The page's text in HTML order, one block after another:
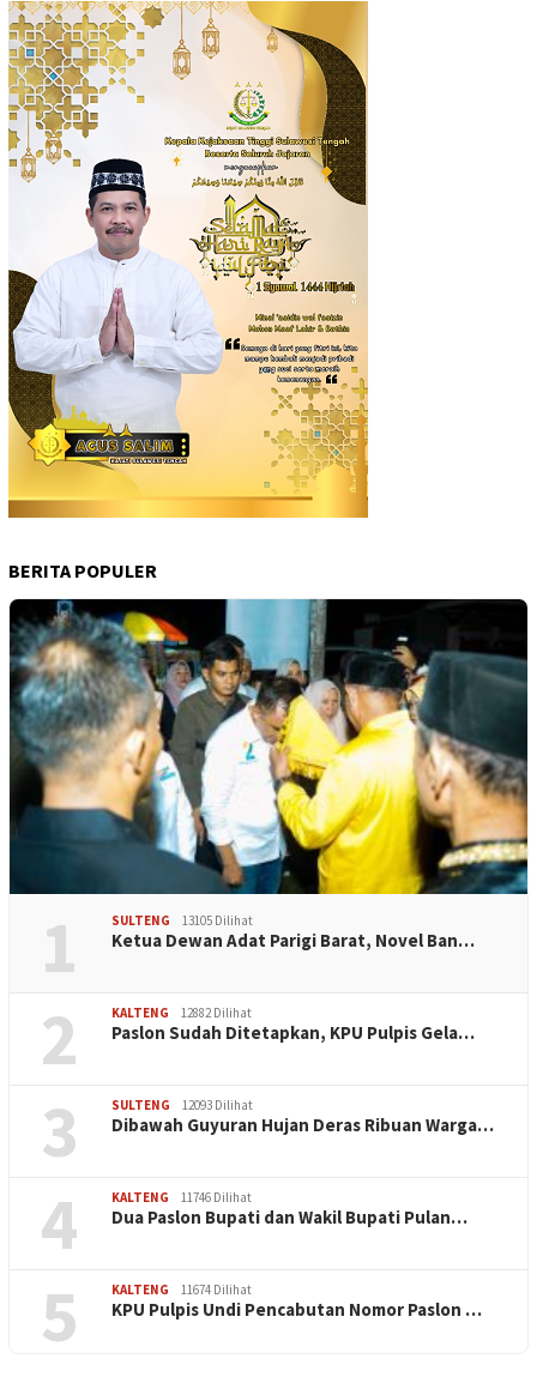
BERITA POPULER
1 SULTENG 13105 Dilihat
Ketua Dewan Adat Parigi Barat, Novel Ban…
2 KALTENG 12882 Dilihat
Paslon Sudah Ditetapkan, KPU Pulpis Gela…
3 SULTENG 12093 Dilihat
Dibawah Guyuran Hujan Deras Ribuan Warga…
4 KALTENG 11746 Dilihat
Dua Paslon Bupati dan Wakil Bupati Pulan…
5 KALTENG 11674 Dilihat
KPU Pulpis Undi Pencabutan Nomor Paslon …